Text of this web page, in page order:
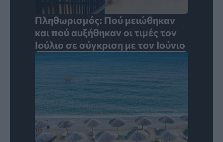
Πληθωρισμός: Πού μειώθηκαν
και πού αυξήθηκαν οι τιμές τον
Ιούλιο σε σύγκριση με τον Ιούνιο